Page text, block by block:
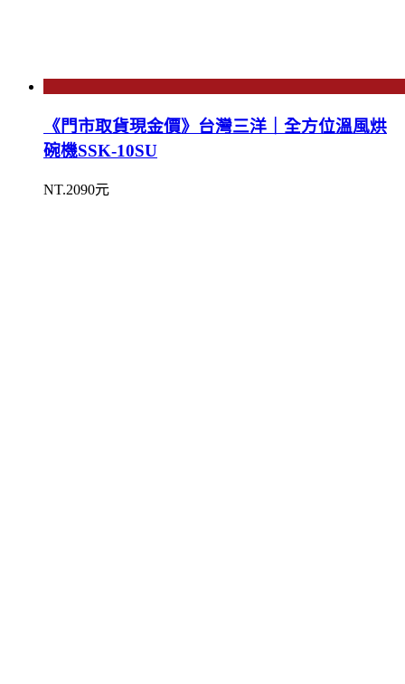
《門市取貨現金價》台灣三洋｜全方位溫風烘
碗機SSK-10SU
NT.2090元